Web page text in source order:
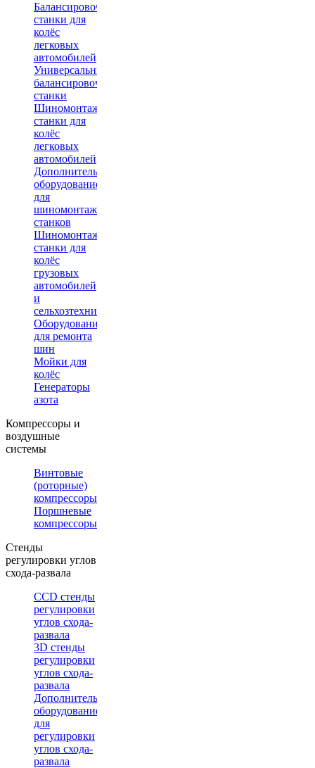
Балансировочные
станки для
колёс
легковых
автомобилей
Универсальные
балансировочные
станки
Шиномонтажные
станки для
колёс
легковых
автомобилей
Дополнительное
оборудование
для
шиномонтажных
станков
Шиномонтажные
станки для
колёс
грузовых
автомобилей
и
сельхозтехники
Оборудование
для ремонта
шин
Мойки для
колёс
Генераторы
азота
Компрессоры и
воздушные
системы
Винтовые
(роторные)
компрессоры
Поршневые
компрессоры
Стенды
регулировки углов
схода-развала
CCD стенды
регулировки
углов схода-
развала
3D стенды
регулировки
углов схода-
развала
Дополнительное
оборудование
для
регулировки
углов схода-
развала